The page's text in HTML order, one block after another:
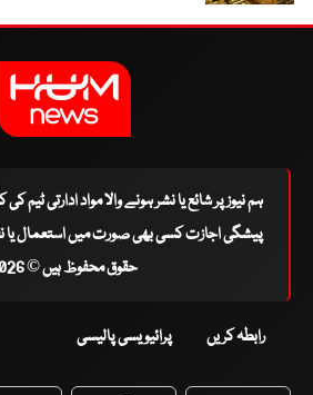
ہم نیوز پر شائع یا نشر ہونے والا مواد ادارتی ٹیم
پیشگی اجازت کسی بھی صورت میں استعمال یا
حقوق محفوظ ہیں © 2026
رابطہ کریں پرائیویسی پالیسی